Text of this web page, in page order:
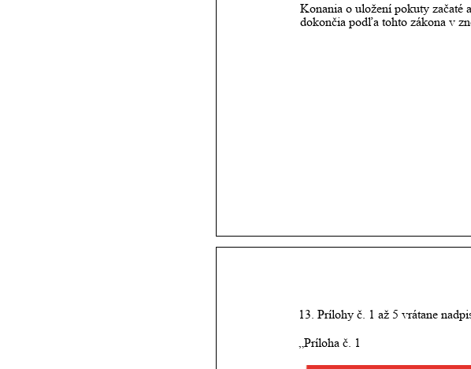
Konania o uložení pokuty začaté
dokončia podľa tohto zákona v
13. Prílohy č. 1 až 5 vrátane
„Príloha č. 1